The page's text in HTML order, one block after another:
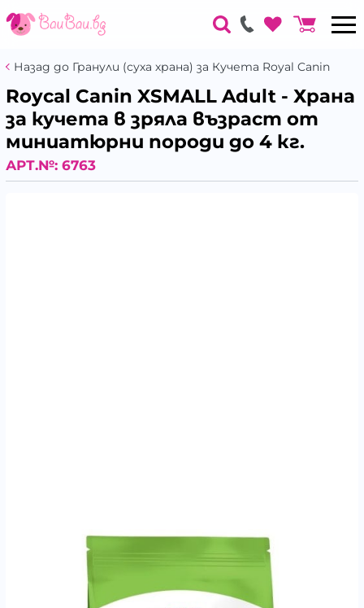
Назад до Гранули (суха храна) за Кучета Royal Canin
Roycal Canin XSMALL Adult - Храна
за кучета в зряла възраст от
миниатюрни породи до 4 кг.
АРТ.№: 6763